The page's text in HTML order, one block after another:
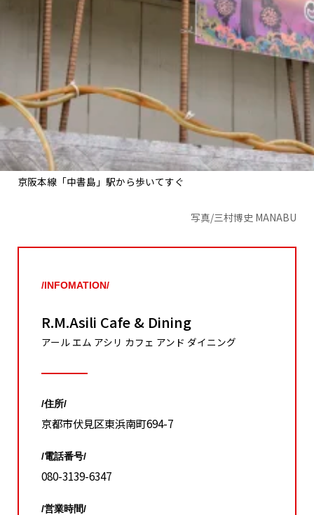
京阪本線「中書島」駅から歩いてすぐ
写真/三村博史 MANABU
/INFOMATION/
R.M.Asili Cafe & Dining
アール エム アシリ カフェ アンド ダイニング
/住所/
京都市伏見区東浜南町694-7
/電話番号/
080-3139-6347
/営業時間/